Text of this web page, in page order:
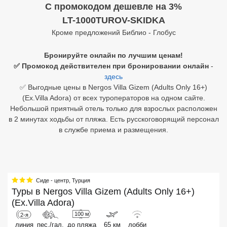
C промокодом дешевле на 3%
LT-1000TUROV-SKIDKA
Кроме предложений Библио - Глобус
Бронируйте онлайн по лучшим ценам!
✅ Промокод действителен при бронировании онлайн -
здесь
✅ Выгодные цены в Nergos Villa Gizem (Adults Only 16+)
(Ex.Villa Adora) от всех туроператоров на одном сайте.
Небольшой приятный отель только для взрослых расположен
в 2 минутах ходьбы от пляжа. Есть русскоговорящий персонал
в службе приема и размещения.
Сиде - центр, Турция
Туры в Nergos Villa Gizem (Adults Only 16+)
(Ex.Villa Adora)
2-я
линия пес./гал.
100 м
до пляжа 65 км лобби
Шри Ланка
Вьетнам
Хайнань
Занзибар
Абхазия
Большой Сочи